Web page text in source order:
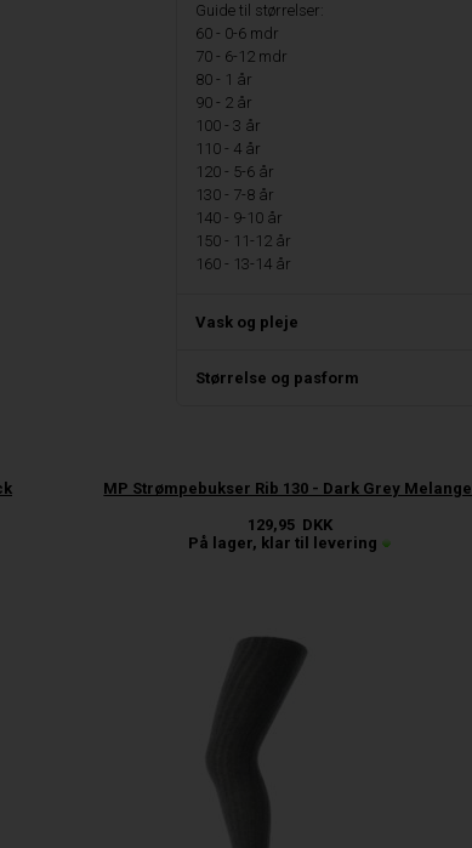
Guide til størrelser:
60 - 0-6 mdr
70 - 6-12 mdr
80 - 1 år
90 - 2 år
100 - 3 år
110 - 4 år
120 - 5-6 år
130 - 7-8 år
140 - 9-10 år
150 - 11-12 år
160 - 13-14 år
Vask og pleje
Størrelse og pasform
MP Strømpebukser Rib 130 - Dark Grey Melange
129,95 DKK
På lager, klar til levering